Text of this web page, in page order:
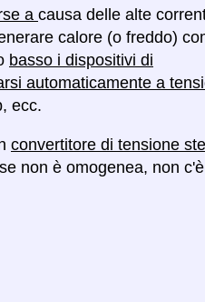
a causa delle alte
calore (o freddo)
basso i dispositivi di
automaticamente a
ecc.
convertitore di tensione
non è omogenea, non